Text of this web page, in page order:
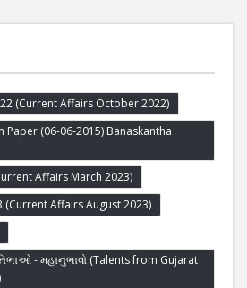
(Current Affairs October 2022)
Paper (06-06-2015) Banaskantha
Affairs March 2023)
Affairs August 2023)
- મહાનુભાવો (Talents from Gujarat